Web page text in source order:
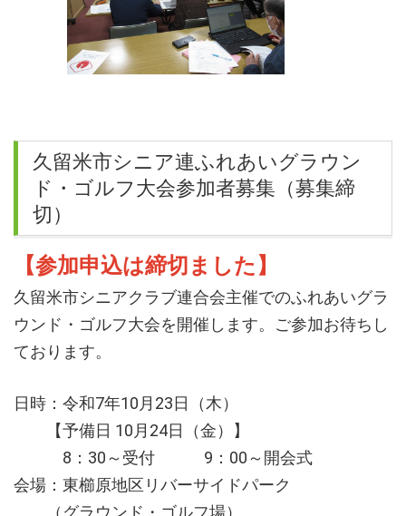
久留米市シニア連ふれあいグラウン
ド・ゴルフ大会参加者募集（募集締
切）
【参加申込は締切ました】
久留米市シニアクラブ連合会主催でのふれあいグラ
ウンド・ゴルフ大会を開催します。ご参加お待ちし
ております。
日時：令和7年10月23日（木）
【予備日 10月24日（金）】
8：30～受付 9：00～開会式
会場：東櫛原地区リバーサイドパーク
（グラウンド・ゴルフ場）